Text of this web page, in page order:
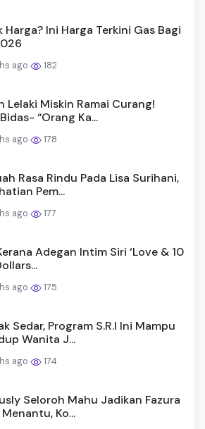
Harga? Ini Harga Terkini Gas Bagi
ago 182
Lelaki Miskin Ramai Curang!
“Orang Ka...
ago 178
Rasa Rindu Pada Lisa Surihani,
Pem...
ago 177
Adegan Intim Siri ‘Love & 10
ago 175
Sedar, Program S.R.I Ini Mampu
Wanita J...
ago 174
Seloroh Mahu Jadikan Fazura
Ko...